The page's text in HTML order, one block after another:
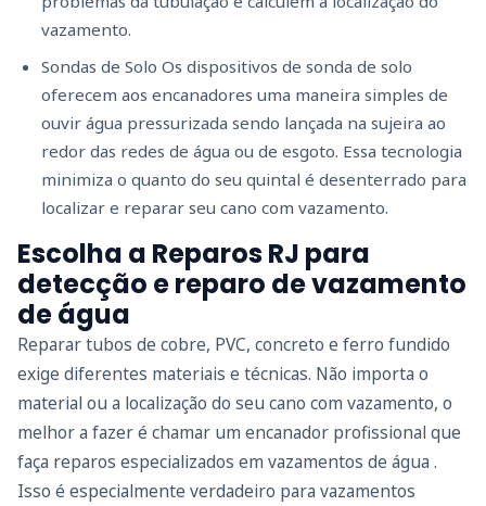
vazamento.
Sondas de Solo Os dispositivos de sonda de solo
oferecem aos encanadores uma maneira simples de
ouvir água pressurizada sendo lançada na sujeira ao
redor das redes de água ou de esgoto. Essa tecnologia
minimiza o quanto do seu quintal é desenterrado para
localizar e reparar seu cano com vazamento.
Escolha a Reparos RJ para
detecção e reparo de vazamento
de água
Reparar tubos de cobre, PVC, concreto e ferro fundido
exige diferentes materiais e técnicas. Não importa o
material ou a localização do seu cano com vazamento, o
melhor a fazer é chamar um encanador profissional que
faça reparos especializados em vazamentos de água .
Isso é especialmente verdadeiro para vazamentos